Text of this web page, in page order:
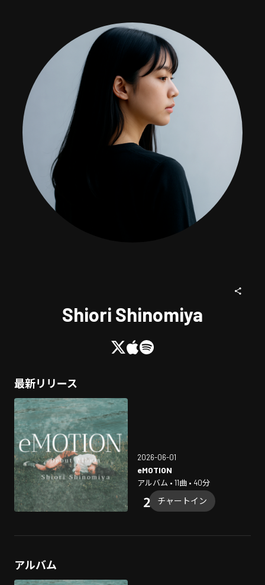
Shiori Shinomiya
最新リリース
2026-06-01
eMOTION
アルバム • 11曲 • 40分
チャートイン
アルバム